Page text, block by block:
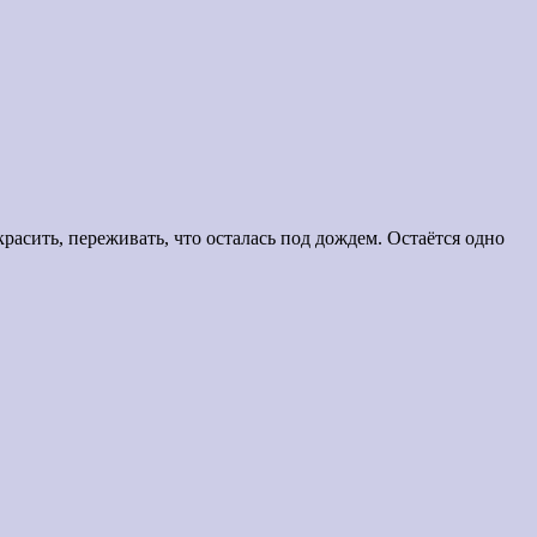
переживать, что осталась под дождем. Остаётся одно